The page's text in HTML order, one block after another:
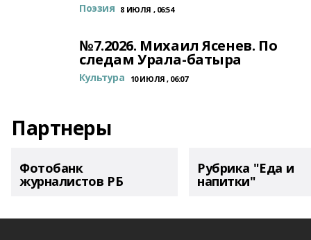
Поэзия 8 ИЮЛЯ , 06:54
№7.2026. Михаил Ясенев. По
следам Урала-батыра
Культура 10 ИЮЛЯ , 06:07
Партнеры
Фотобанк
журналистов РБ
Рубрика "Еда и
напитки"